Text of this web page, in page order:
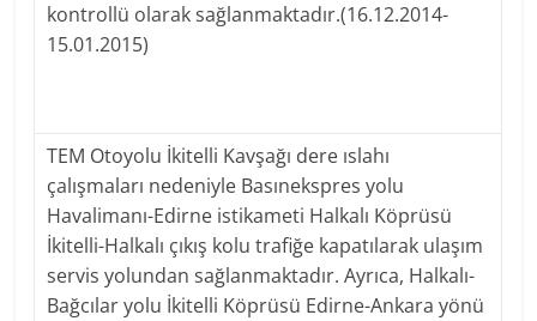
kontrollü olarak sağlanmaktadır.(16.12.2014-
15.01.2015)
TEM Otoyolu İkitelli Kavşağı dere ıslahı
çalışmaları nedeniyle Basınekspres yolu
Havalimanı-Edirne istikameti Halkalı Köprüsü
İkitelli-Halkalı çıkış kolu trafiğe kapatılarak ulaşım
servis yolundan sağlanmaktadır. Ayrıca, Halkalı-
Bağcılar yolu İkitelli Köprüsü Edirne-Ankara yönü